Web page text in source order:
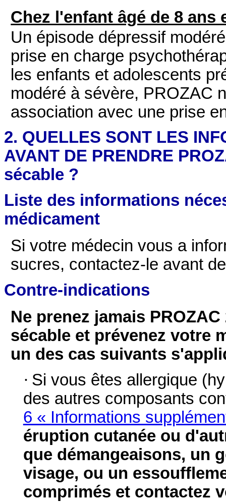
Chez l'enfant âgé de 8
Un épisode dépressif
prise en charge
les enfants et adolescents
modéré à sévère, PROZAC
association avec une prise
2. QUELLES SONT LES
AVANT DE PRENDRE
sécable ?
Liste des informations
médicament
Si votre médecin vous a
sucres, contactez-le avant
Contre-indications
Ne prenez jamais
sécable et prévenez votre
un des cas suivants
· Si vous êtes allergique
des autres composants
6 « Informations
éruption cutanée ou
que démangeaisons, un
visage, ou un
comprimés et contactez